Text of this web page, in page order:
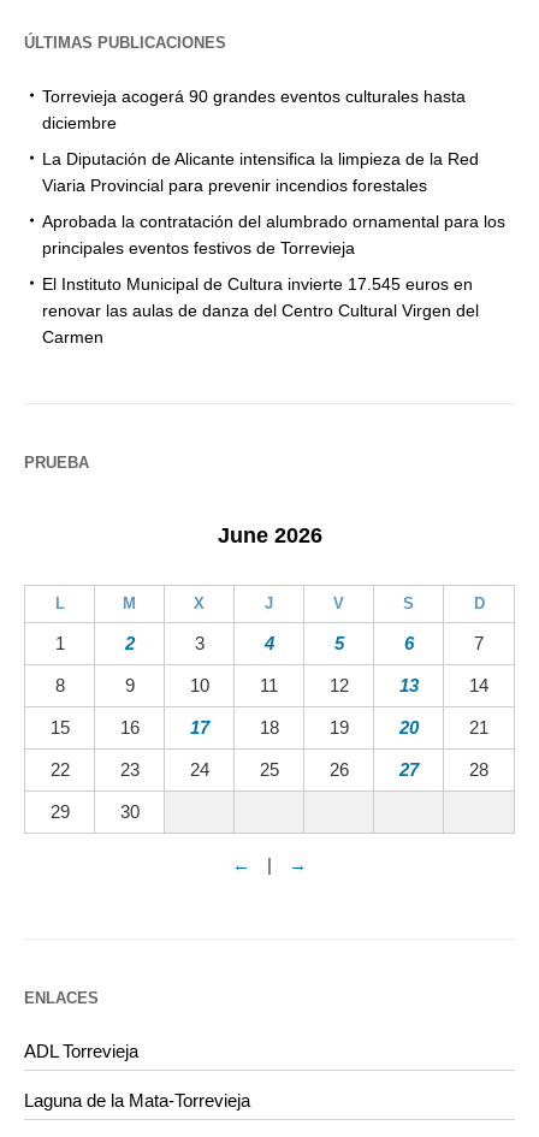
ÚLTIMAS PUBLICACIONES
Torrevieja acogerá 90 grandes eventos culturales hasta
diciembre
La Diputación de Alicante intensifica la limpieza de la Red
Viaria Provincial para prevenir incendios forestales
Aprobada la contratación del alumbrado ornamental para los
principales eventos festivos de Torrevieja
El Instituto Municipal de Cultura invierte 17.545 euros en
renovar las aulas de danza del Centro Cultural Virgen del
Carmen
PRUEBA
June 2026
L M X J V S D
1 2 3 4 5 6 7
8 9 10 11 12 13 14
15 16 17 18 19 20 21
22 23 24 25 26 27 28
29 30
← | →
ENLACES
ADL Torrevieja
Laguna de la Mata-Torrevieja